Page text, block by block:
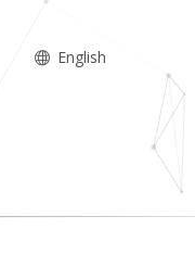
English